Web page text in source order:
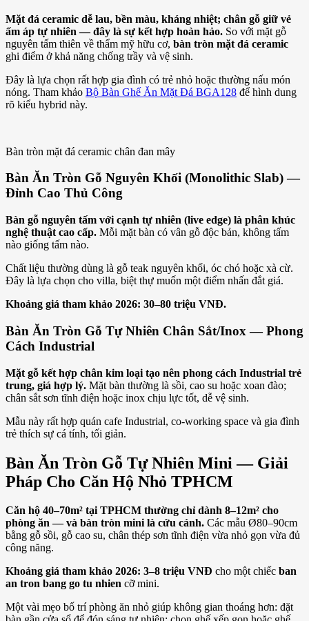
Mặt đá ceramic dễ lau, bền màu, kháng nhiệt; chân gỗ giữ vẻ
ấm áp tự nhiên — đây là sự kết hợp hoàn hảo. So với mặt gỗ
nguyên tấm thiên về thẩm mỹ hữu cơ, bàn tròn mặt đá ceramic
ghi điểm ở khả năng chống trầy và vệ sinh.
Đây là lựa chọn rất hợp gia đình có trẻ nhỏ hoặc thường nấu món
nóng. Tham khảo Bộ Bàn Ghế Ăn Mặt Đá BGA128 để hình dung
rõ kiểu hybrid này.
Bàn tròn mặt đá ceramic chân đan mây
Bàn Ăn Tròn Gỗ Nguyên Khối (Monolithic Slab) —
Đỉnh Cao Thủ Công
Bàn gỗ nguyên tấm với cạnh tự nhiên (live edge) là phân khúc
nghệ thuật cao cấp. Mỗi mặt bàn có vân gỗ độc bản, không tấm
nào giống tấm nào.
Chất liệu thường dùng là gỗ teak nguyên khối, óc chó hoặc xà cừ.
Đây là lựa chọn cho villa, biệt thự muốn một điểm nhấn đắt giá.
Khoảng giá tham khảo 2026: 30–80 triệu VNĐ.
Bàn Ăn Tròn Gỗ Tự Nhiên Chân Sắt/Inox — Phong
Cách Industrial
Mặt gỗ kết hợp chân kim loại tạo nên phong cách Industrial trẻ
trung, giá hợp lý. Mặt bàn thường là sồi, cao su hoặc xoan đào;
chân sắt sơn tĩnh điện hoặc inox chịu lực tốt, dễ vệ sinh.
Mẫu này rất hợp quán cafe Industrial, co-working space và gia đình
trẻ thích sự cá tính, tối giản.
Bàn Ăn Tròn Gỗ Tự Nhiên Mini — Giải
Pháp Cho Căn Hộ Nhỏ TPHCM
Căn hộ 40–70m² tại TPHCM thường chỉ dành 8–12m² cho
phòng ăn — và bàn tròn mini là cứu cánh. Các mẫu Ø80–90cm
bằng gỗ sồi, gỗ cao su, chân thép sơn tĩnh điện vừa nhỏ gọn vừa đủ
công năng.
Khoảng giá tham khảo 2026: 3–8 triệu VNĐ cho một chiếc ban
an tron bang go tu nhien cỡ mini.
Một vài mẹo bố trí phòng ăn nhỏ giúp không gian thoáng hơn: đặt